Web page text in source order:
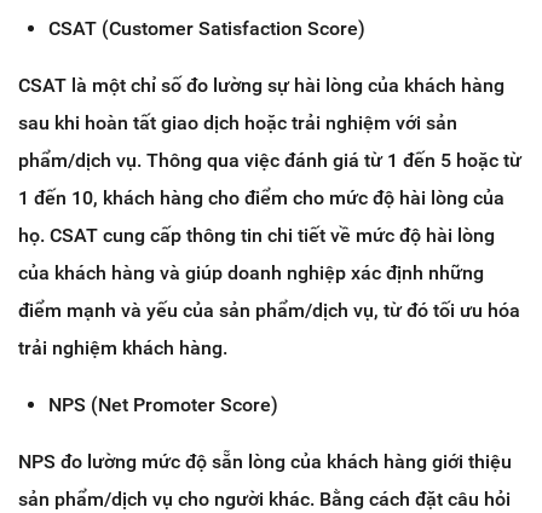
CSAT (Customer Satisfaction Score)
CSAT là một chỉ số đo lường sự hài lòng của khách hàng
sau khi hoàn tất giao dịch hoặc trải nghiệm với sản
phẩm/dịch vụ. Thông qua việc đánh giá từ 1 đến 5 hoặc từ
1 đến 10, khách hàng cho điểm cho mức độ hài lòng của
họ. CSAT cung cấp thông tin chi tiết về mức độ hài lòng
của khách hàng và giúp doanh nghiệp xác định những
điểm mạnh và yếu của sản phẩm/dịch vụ, từ đó tối ưu hóa
trải nghiệm khách hàng.
NPS (Net Promoter Score)
NPS đo lường mức độ sẵn lòng của khách hàng giới thiệu
sản phẩm/dịch vụ cho người khác. Bằng cách đặt câu hỏi